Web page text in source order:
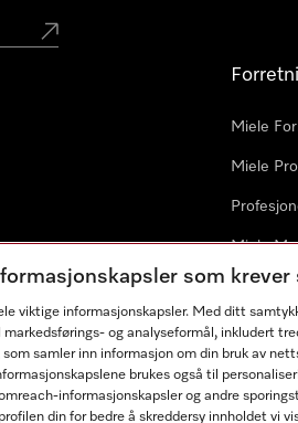
Miele
Miele
Miele
som krever
viktige informasjonskapsler. Med ditt
og analyseformål, inkludert
samler inn informasjon om din bruk av
brukes også til
informasjonskapsler og andre
din for bedre å skreddersy innholdet vi